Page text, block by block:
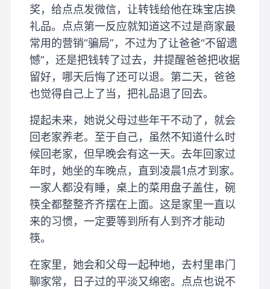
奖，给点点发微信，让转钱给他在珠宝店换
礼品。点点第一反应就知道这不过是商家最
常用的营销“骗局”，不过为了让爸爸“不留遗
憾”，还是把钱转了过去，并提醒爸爸把收据
留好，哪天后悔了还可以退。第二天，爸爸
也觉得自己上了当，把礼品退了回去。
提起未来，她说父母过些年干不动了，就会
回老家养老。至于自己，虽然不知道什么时
候回老家，但早晚会有这一天。去年回家过
年时，她坐的车晚点，直到凌晨1点才到家。
一家人都没有睡，桌上的菜用盘子盖住，碗
筷全都整整齐齐摆在上面。这是家里一直以
来的习惯，一定要等到所有人到齐才能动
筷。
在家里，她会和父母一起种地，去村里串门
聊家常，日子过的平淡又绵密。点点也说不